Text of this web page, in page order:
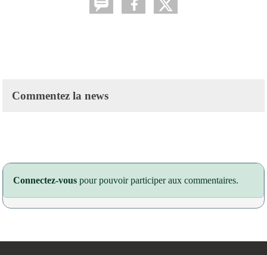
Commentez la news
Connectez-vous pour pouvoir participer aux commentaires.